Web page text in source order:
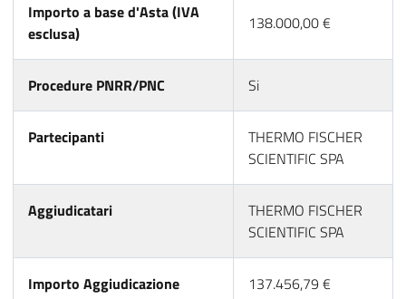
Importo a base d'Asta (IVA
esclusa)
138.000,00 €
Procedure PNRR/PNC Si
Partecipanti
THERMO FISCHER
SCIENTIFIC SPA
Aggiudicatari
THERMO FISCHER
SCIENTIFIC SPA
Importo Aggiudicazione 137.456,79 €